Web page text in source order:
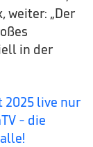
weiter: „Der
in der
2025 live nur
- die